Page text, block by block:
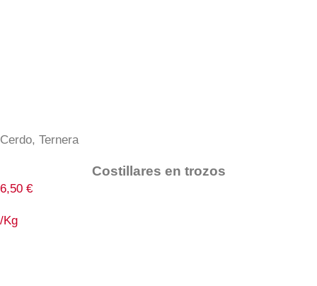
Cerdo, Ternera
Costillares en trozos
6,50 €
/Kg